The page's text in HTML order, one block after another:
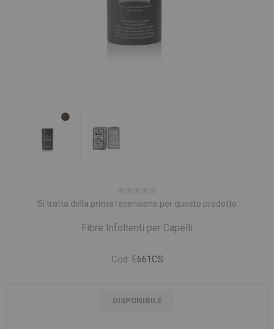
Si tratta della prima recensione per questo prodotto
Fibre Infoltenti per Capelli
Cod: E661CS
DISPONIBILE